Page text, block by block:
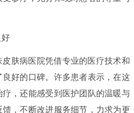
肤病医院凭借专业的医疗技术和
良好的口碑。许多患者表示，在这
，还能感受到医护团队的温暖与
，不断改进服务细节，力求为更